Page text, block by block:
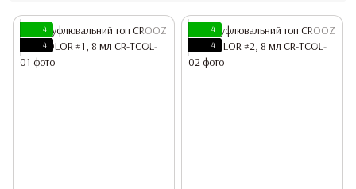
4
4
4
4